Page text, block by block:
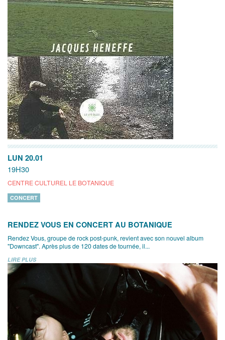
LUN 20.01
19H30
CENTRE CULTUREL LE BOTANIQUE
CONCERT
RENDEZ VOUS EN CONCERT AU BOTANIQUE
Rendez Vous, groupe de rock post-punk, revient avec son nouvel album
"Downcast". Après plus de 120 dates de tournée, il...
LIRE PLUS